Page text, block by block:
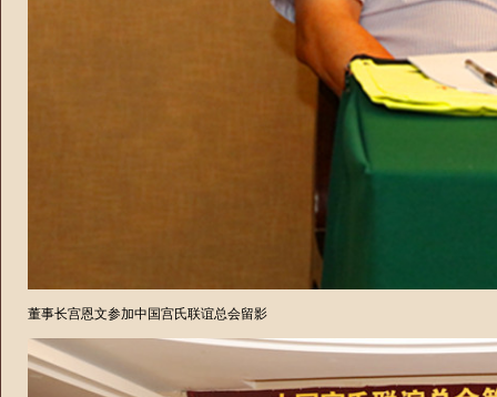
董事长宫恩文参加中国宫氏联谊总会留影